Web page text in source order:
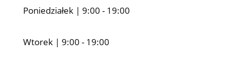
Poniedziałek | 9:00 - 19:00
Wtorek | 9:00 - 19:00